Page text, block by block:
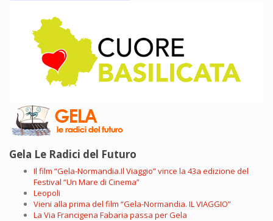
Gela Le Radici del Futuro
Il film “Gela-Normandia.Il Viaggio” vince la 43a edizione del
Festival “Un Mare di Cinema”
Leopoli
Vieni alla prima del film “Gela-Normandia. IL VIAGGIO”
La Via Francigena Fabaria passa per Gela